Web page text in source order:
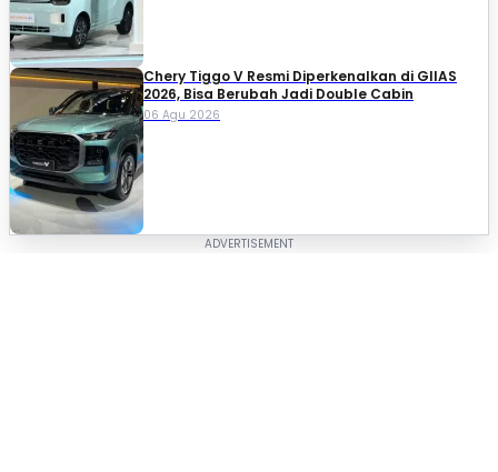
Chery Tiggo V Resmi Diperkenalkan di GIIAS
2026, Bisa Berubah Jadi Double Cabin
06 Agu 2026